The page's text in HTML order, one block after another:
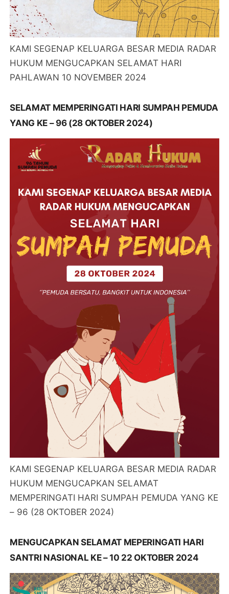
KAMI SEGENAP KELUARGA BESAR MEDIA RADAR
HUKUM MENGUCAPKAN SELAMAT HARI
PAHLAWAN 10 NOVEMBER 2024
SELAMAT MEMPERINGATI HARI SUMPAH PEMUDA
YANG KE – 96 (28 OKTOBER 2024)
KAMI SEGENAP KELUARGA BESAR MEDIA RADAR
HUKUM MENGUCAPKAN SELAMAT
MEMPERINGATI HARI SUMPAH PEMUDA YANG KE
– 96 (28 OKTOBER 2024)
MENGUCAPKAN SELAMAT MEPERINGATI HARI
SANTRI NASIONAL KE – 10 22 OKTOBER 2024